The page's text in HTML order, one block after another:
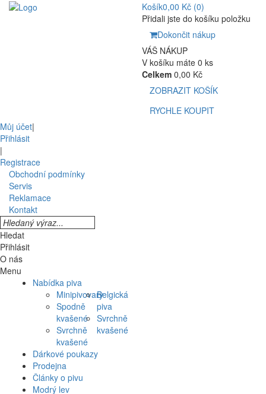
Košík0,00 Kč (0)
Přidali jste do košíku položku
Dokončit nákup
VÁŠ NÁKUP
V košíku máte 0 ks
Celkem 0,00 Kč
ZOBRAZIT KOŠÍK
RYCHLE KOUPIT
Můj účet|
Přihlásit
|
Registrace
Obchodní podmínky
Servis
Reklamace
Kontakt
Hledat
Přihlásit
O nás
Menu
Nabídka piva
Minipivovary
Spodně
kvašené
Svrchně
kvašené
Belgická
piva
Svrchně
kvašené
Dárkové poukazy
Prodejna
Články o pivu
Modrý lev